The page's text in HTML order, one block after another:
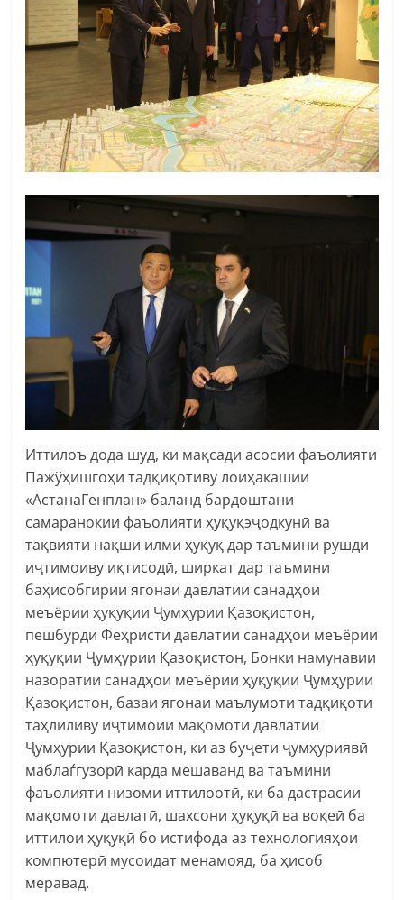
Иттилоъ дода шуд, ки мақсади асосии фаъолияти
Пажўҳишгоҳи тадқиқотиву лоиҳакашии
«АстанаГенплан» баланд бардоштани
самаранокии фаъолияти ҳуқуқэҷодкунӣ ва
тақвияти нақши илми ҳуқуқ дар таъмини рушди
иҷтимоиву иқтисодӣ, ширкат дар таъмини
баҳисобгирии ягонаи давлатии санадҳои
меъёрии ҳуқуқии Ҷумҳурии Қазоқистон,
пешбурди Феҳристи давлатии санадҳои меъёрии
ҳуқуқии Ҷумҳурии Қазоқистон, Бонки намунавии
назоратии санадҳои меъёрии ҳуқуқии Ҷумҳурии
Қазоқистон, базаи ягонаи маълумоти тадқиқоти
таҳлиливу иҷтимоии мақомоти давлатии
Ҷумҳурии Қазоқистон, ки аз буҷети ҷумҳуриявӣ
маблаѓгузорӣ карда мешаванд ва таъмини
фаъолияти низоми иттилоотӣ, ки ба дастрасии
мақомоти давлатӣ, шахсони ҳуқуқӣ ва воқеӣ ба
иттилои ҳуқуқӣ бо истифода аз технологияҳои
компютерӣ мусоидат менамояд, ба ҳисоб
меравад.